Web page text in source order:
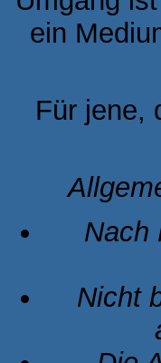
ein
Für jene,
Nach
Nicht